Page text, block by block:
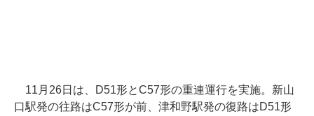
11月26日は、D51形とC57形の重連運行を実施。新山
口駅発の往路はC57形が前、津和野駅発の復路はD51形